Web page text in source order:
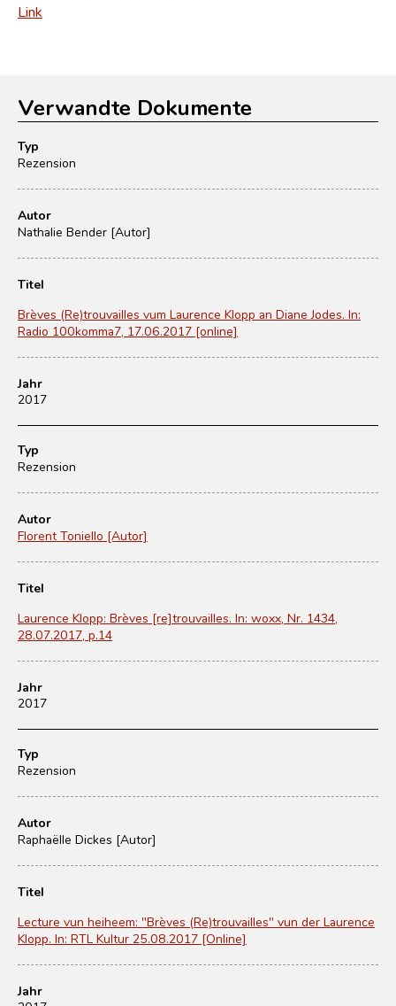
Link
Verwandte Dokumente
Typ
Rezension
Autor
Nathalie Bender [Autor]
Titel
Brèves (Re)trouvailles vum Laurence Klopp an Diane Jodes. In:
Radio 100komma7, 17.06.2017 [online]
Jahr
2017
Typ
Rezension
Autor
Florent Toniello [Autor]
Titel
Laurence Klopp: Brèves [re]trouvailles. In: woxx, Nr. 1434,
28.07.2017, p.14
Jahr
2017
Typ
Rezension
Autor
Raphaëlle Dickes [Autor]
Titel
Lecture vun heiheem: "Brèves (Re)trouvailles" vun der Laurence
Klopp. In: RTL Kultur 25.08.2017 [Online]
Jahr